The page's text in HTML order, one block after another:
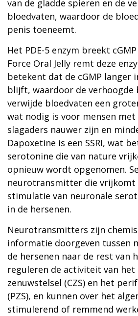
van de gladde spieren en de
bloedvaten, waardoor de
penis toeneemt.
Het PDE-5 enzym breekt
Force Oral Jelly remt deze
betekent dat de cGMP langer
blijft, waardoor de verhoogde
verwijde bloedvaten een
wat nodig is voor mensen met
slagaders nauwer zijn en
Dapoxetine is een SSRI, wat
serotonine die van nature
opnieuw wordt opgenomen.
neurotransmitter die vrijkomt
stimulatie van neuronale
in de hersenen.
Neurotransmitters zijn
informatie doorgeven tussen
de hersenen naar de rest van
reguleren de activiteit van het
zenuwstelsel (CZS) en het
(PZS), en kunnen over het
stimulerend of remmend